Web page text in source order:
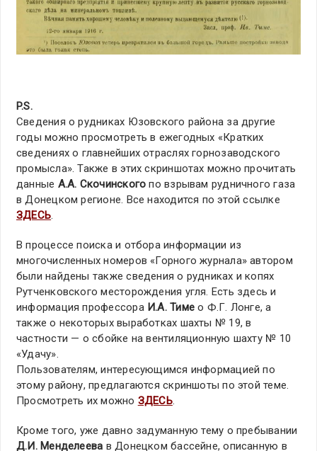
P.S.
Сведения о рудниках Юзовского района за другие
годы можно просмотреть в ежегодных «Кратких
сведениях о главнейших отраслях горнозаводского
промысла». Также в этих скриншотах можно прочитать
данные А.А. Скочинского по взрывам рудничного газа
в Донецком регионе. Все находится по этой ссылке
ЗДЕСЬ.
В процессе поиска и отбора информации из
многочисленных номеров «Горного журнала» автором
были найдены также сведения о рудниках и копях
Рутченковского месторождения угля. Есть здесь и
информация профессора И.А. Тимео Ф.Г. Лонге, а
также о некоторых выработках шахты № 19, в
частности — о сбойке на вентиляционную шахту № 10
«Удачу».
Пользователям, интересующимся информацией по
этому району, предлагаются скриншоты по этой теме.
Просмотреть их можно ЗДЕСЬ.
Кроме того, уже давно задуманную тему о пребывании
Д.И. Менделеева в Донецком бассейне, описанную в